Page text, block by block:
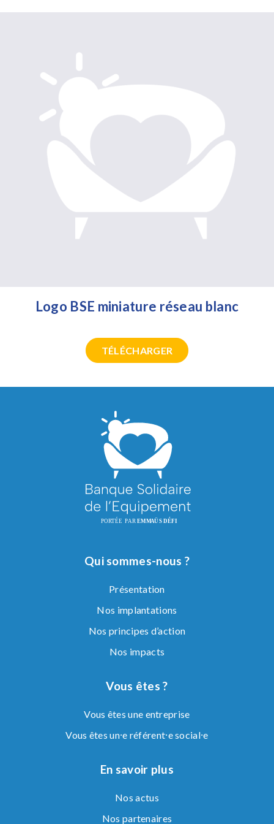
Logo BSE miniature réseau blanc
TÉLÉCHARGER
Qui sommes-nous ?
Présentation
Nos implantations
Nos principes d’action
Nos impacts
Vous êtes ?
Vous êtes une entreprise
Vous êtes un⸱e référent⸱e social⸱e
En savoir plus
Nos actus
Nos partenaires